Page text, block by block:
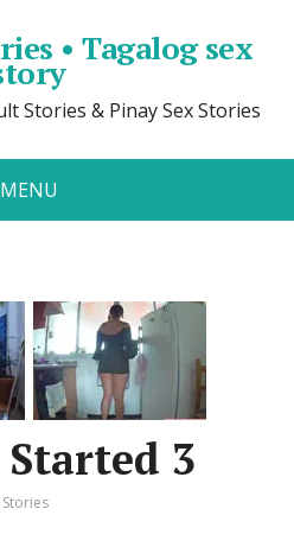
• Tagalog sex
Stories & Pinay Sex Stories
MENU
3
Stories